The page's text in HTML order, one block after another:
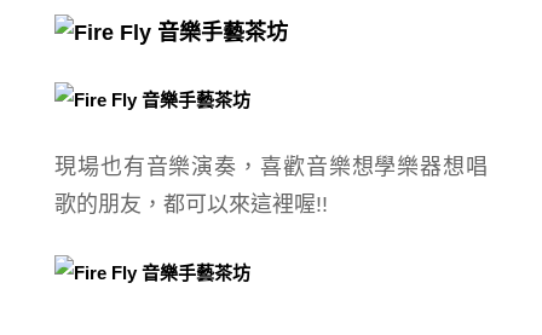
現場也有音樂演奏，喜歡音樂想學樂器想唱
歌的朋友，都可以來這裡喔!!